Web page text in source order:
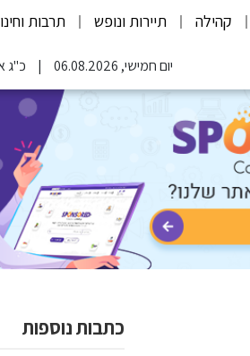
קהילה תיירות ונופש תרבות
יום חמישי, 06.08.2026 כ"ג
כתבות נוספות